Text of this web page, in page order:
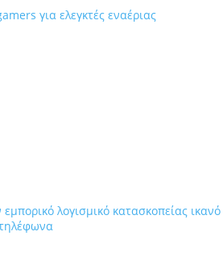
για ελεγκτές εναέριας
λογισμικό κατασκοπείας ικανό